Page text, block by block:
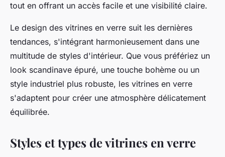
tout en offrant un accès facile et une visibilité claire.
Le design des vitrines en verre suit les dernières
tendances, s'intégrant harmonieusement dans une
multitude de styles d'intérieur. Que vous préfériez un
look scandinave épuré, une touche bohème ou un
style industriel plus robuste, les vitrines en verre
s'adaptent pour créer une atmosphère délicatement
équilibrée.
Styles et types de vitrines en verre